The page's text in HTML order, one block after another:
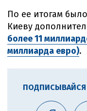
По ее итогам
Киеву
более 11
миллиарда евро).
ПОДПИСЫВАЙСЯ